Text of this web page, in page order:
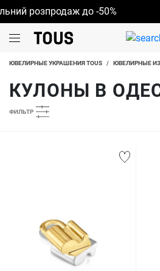
розпродаж до -50%
ЮВЕЛИРНЫЕ УКРАШЕНИЯ TOUS / ЮВЕЛИРНЫЕ
КУЛОНЫ В
ФИЛЬТР